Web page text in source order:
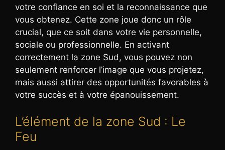
votre confiance en soi et la reconnaissance que
vous obtenez. Cette zone joue donc un rôle
crucial, que ce soit dans votre vie personnelle,
sociale ou professionnelle. En activant
correctement la zone Sud, vous pouvez non
seulement renforcer l’image que vous projetez,
mais aussi attirer des opportunités favorables à
votre succès et à votre épanouissement.
L’élément de la zone Sud : Le
Feu